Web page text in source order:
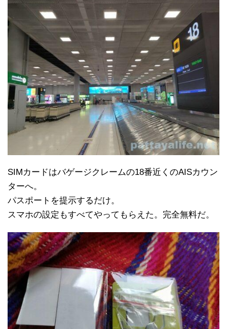
SIMカードはバゲージクレームの18番近くのAISカウン
ターへ。
パスポートを提示するだけ。
スマホの設定もすべてやってもらえた。完全無料だ。